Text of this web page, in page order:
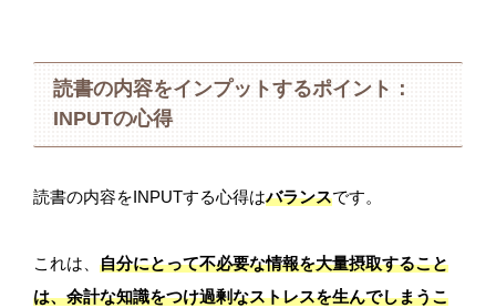
読書の内容をインプットするポイント：
INPUTの心得
読書の内容をINPUTする心得はバランスです。
これは、 自分にとって不必要な情報を大量摂取すること
は、余計な知識をつけ過剰なストレスを生んでしまうこ